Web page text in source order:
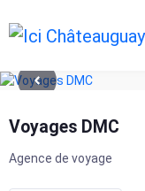
to
content
Voyages DMC
Agence de voyage